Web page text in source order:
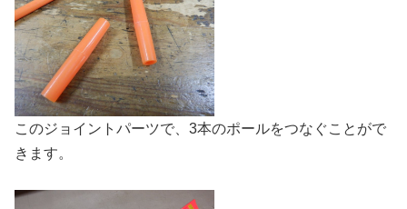
このジョイントパーツで、3本のポールをつなぐことがで
きます。